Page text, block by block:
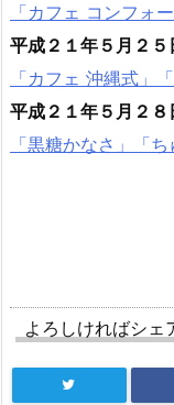
「カフェ コンフォ
平成２１年５月２
「カフェ 沖縄式」
平成２１年５月２
「黒糖かなさ」「
よろしければシェ